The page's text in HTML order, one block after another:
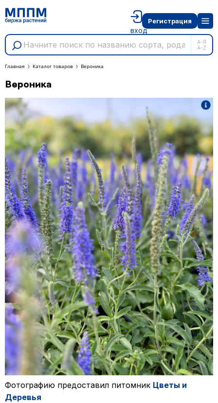
А-Я
A-Z
вход
Регистрация
Главная Каталог товаров Вероника
Вероника
Фотографию предоставил питомник Цветы и
Деревья